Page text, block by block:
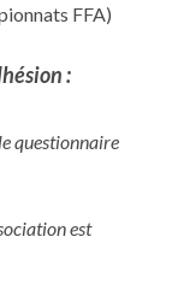
FFA)
:
questionnaire
est